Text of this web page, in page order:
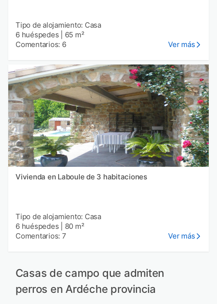
Tipo de alojamiento: Casa
6 huéspedes
65 m²
Comentarios: 6
Ver más
Vivienda en Laboule de 3 habitaciones
Tipo de alojamiento: Casa
6 huéspedes
80 m²
Comentarios: 7
Ver más
Casas de campo que admiten
perros en Ardéche provincia